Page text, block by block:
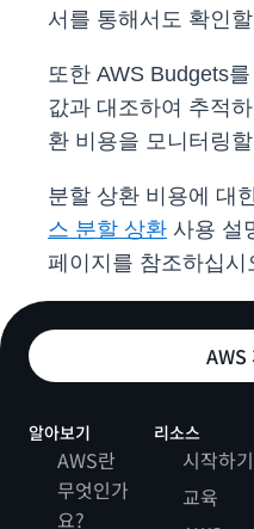
서를 통해서도 확인
또한 AWS Budgets
값과 대조하여 추적
환 비용을 모니터링
분할 상환 비용에 대
스 분할 상환 사용 설
페이지를 참조하십시
AWS
알아보기
AWS란
무엇인가
요?
리소스
시작하기
교육